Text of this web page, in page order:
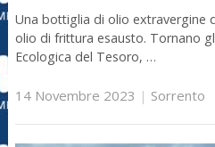
Una bottiglia di olio extravergine
olio di frittura esausto. Tornano
Ecologica del Tesoro, …
14 Novembre 2023 | Sorrento